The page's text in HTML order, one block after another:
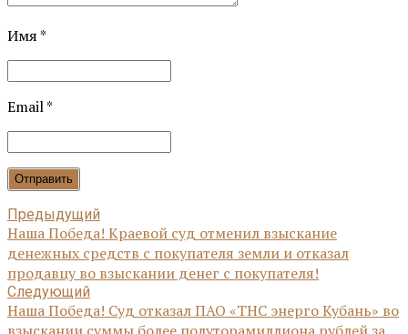
Имя *
Email *
Отправить
Предыдущий
Наша Победа! Краевой суд отменил взыскание
денежных средств с покупателя земли и отказал
продавцу во взыскании денег с покупателя!
Следующий
Наша Победа! Суд отказал ПАО «ТНС энерго Кубань» во